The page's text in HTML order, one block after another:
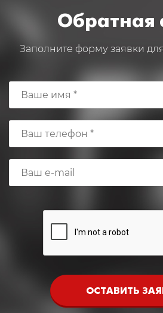
Обратная
Заполните форму заявки
ОСТАВИТЬ